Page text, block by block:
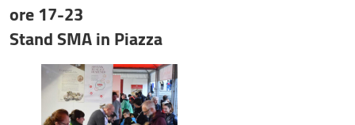
ore 17-23
Stand SMA in Piazza